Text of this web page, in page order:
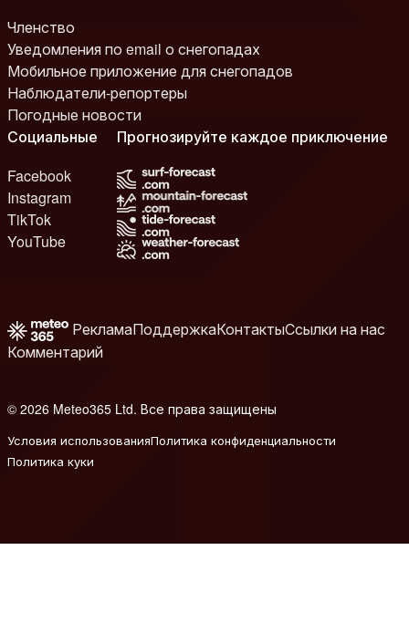
Членство
Уведомления по email о снегопадах
Мобильное приложение для снегопадов
Наблюдатели-репортеры
Погодные новости
Социальные
Facebook
Instagram
TikTok
YouTube
Прогнозируйте каждое приключение
РекламаПоддержкаКонтактыСсылки на нас
Комментарий
© 2026 Meteo365 Ltd. Все права защищены
Условия использованияПолитика конфиденциальности
Политика куки